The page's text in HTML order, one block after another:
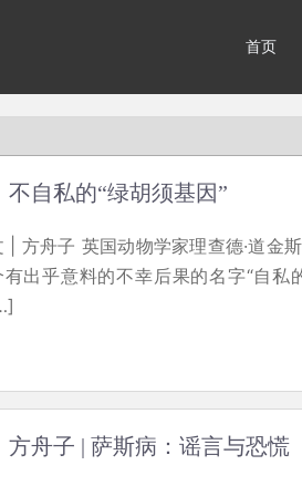
首页
不自私的“绿胡须基因”
| 方舟子 英国动物学家理查德·道金
有出乎意料的不幸后果的名字“自私
方舟子 | 萨斯病：谣言与恐慌